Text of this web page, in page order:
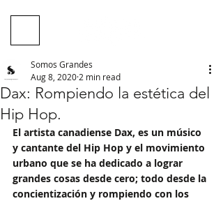
Dax: Rompiendo la estética del
Hip Hop.
Somos Grandes
Aug 8, 2020 2 min read
El artista canadiense Dax, es un músico
y cantante del Hip Hop y el movimiento
urbano que se ha dedicado a lograr
grandes cosas desde cero; todo desde la
concientización y rompiendo con los